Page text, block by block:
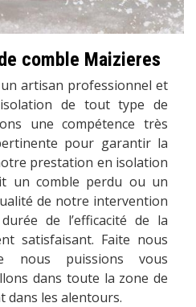
comble Maizieres
artisan professionnel et
de tout type de
une compétence très
pour garantir la
prestation en isolation
un comble perdu ou un
de notre intervention
de l’efficacité de la
satisfaisant. Faite nous
nous puissions vous
dans toute la zone de
dans les alentours.